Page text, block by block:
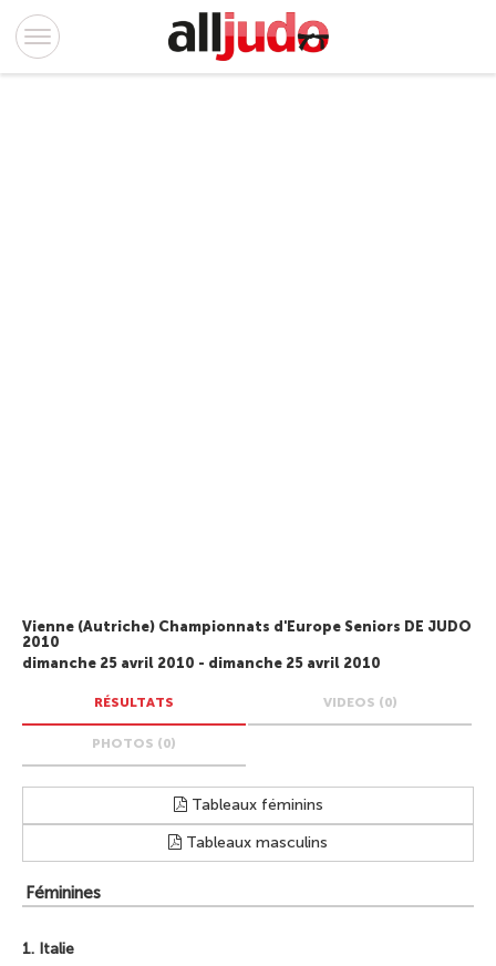
Vienne (Autriche) Championnats d'Europe Seniors DE JUDO
2010
dimanche 25 avril 2010 - dimanche 25 avril 2010
RÉSULTATS VIDEOS (0)
PHOTOS (0)
Tableaux féminins
Tableaux masculins
Féminines
1. Italie